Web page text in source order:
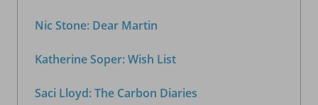
Nic Stone: Dear Martin
Katherine Soper: Wish List
Saci Lloyd: The Carbon Diaries